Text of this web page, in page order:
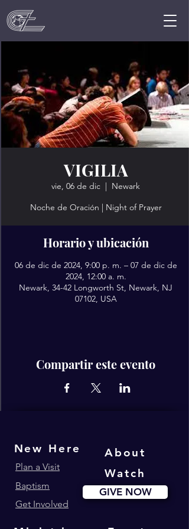
VIGILIA
vie, 06 de dic
  |
Newark
Noche de Oración | Night of Prayer
Horario y ubicación
06 de dic de 2024, 9:00 p. m. – 07 de dic de
2024, 12:00 a. m.
Newark, 34-42 Longworth St, Newark, NJ
07102, USA
Compartir este evento
About
New Here
Plan a Visit
Baptism
GIVE NOW
Get Involved
Watch